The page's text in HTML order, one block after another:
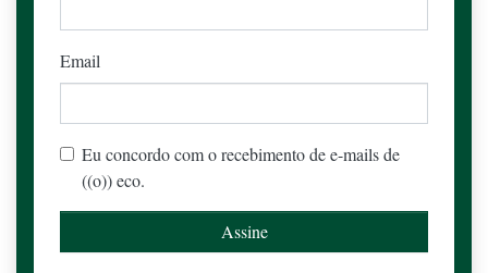
Email
Eu concordo com o recebimento de e-mails de
((o)) eco.